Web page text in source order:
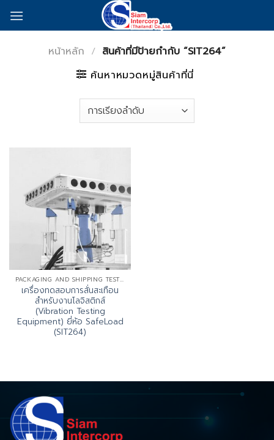
หน้าหลัก / สินค้าที่มีป้ายกำกับ “SIT264”
ค้นหาหมวดหมู่สินค้าที่นี่
PACKAGING AND SHIPPING TESTING
เครื่องทดสอบการสั่นสะเทือน
สำหรับงานโลจิสติกส์
(Vibration Testing
Equipment) ยี่ห้อ SafeLoad
(SIT264)